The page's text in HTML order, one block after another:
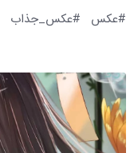
#عکس
#عکس_جذاب